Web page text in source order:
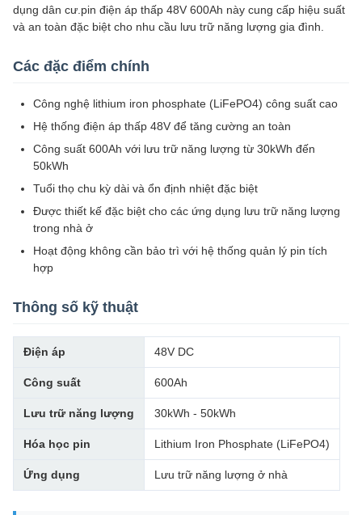
dụng dân cư.pin điện áp thấp 48V 600Ah này cung cấp hiệu suất
và an toàn đặc biệt cho nhu cầu lưu trữ năng lượng gia đình.
Các đặc điểm chính
Công nghệ lithium iron phosphate (LiFePO4) công suất cao
Hệ thống điện áp thấp 48V để tăng cường an toàn
Công suất 600Ah với lưu trữ năng lượng từ 30kWh đến
50kWh
Tuổi thọ chu kỳ dài và ổn định nhiệt đặc biệt
Được thiết kế đặc biệt cho các ứng dụng lưu trữ năng lượng
trong nhà ở
Hoạt động không cần bảo trì với hệ thống quản lý pin tích
hợp
Thông số kỹ thuật
Điện áp 48V DC
Công suất 600Ah
Lưu trữ năng lượng 30kWh - 50kWh
Hóa học pin Lithium Iron Phosphate (LiFePO4)
Ứng dụng Lưu trữ năng lượng ở nhà